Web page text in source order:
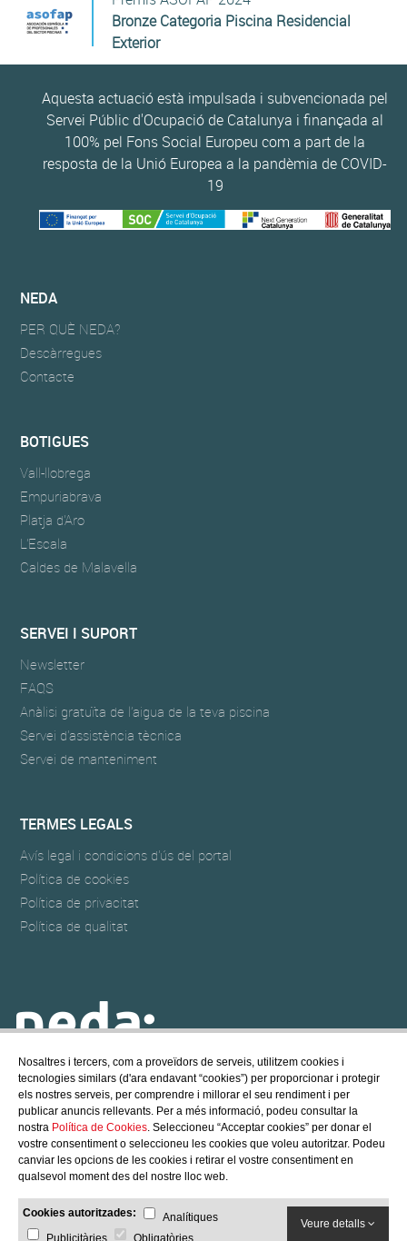
Bronze Categoria Piscina Residencial
Exterior
Aquesta actuació està impulsada i subvencionada pel
Servei Públic d'Ocupació de Catalunya i finançada al
100% pel Fons Social Europeu com a part de la
resposta de la Unió Europea a la pandèmia de COVID-
19
NEDA
PER QUÈ NEDA?
Descàrregues
Contacte
BOTIGUES
Vall-llobrega
Empuriabrava
Platja d'Aro
L'Escala
Caldes de Malavella
SERVEI I SUPORT
Newsletter
FAQS
Anàlisi gratuïta de l’aigua de la teva piscina
Servei d'assistència tècnica
Servei de manteniment
TERMES LEGALS
Avís legal i condicions d'ús del portal
Política de cookies
Política de privacitat
Política de qualitat
NEDA POOL & SPA
@ Copyright - 2017 NEDA POOL, S.L.
All rights reserved
Crèdits/Política de cookies
Nosaltres i tercers, com a proveïdors de serveis, utilitzem cookies i
tecnologies similars (d'ara endavant “cookies”) per proporcionar i protegir
els nostres serveis, per comprendre i millorar el seu rendiment i per
publicar anuncis rellevants. Per a més informació, podeu consultar la
nostra Política de Cookies. Seleccioneu “Acceptar cookies” per donar el
vostre consentiment o seleccioneu les cookies que voleu autoritzar. Podeu
canviar les opcions de les cookies i retirar el vostre consentiment en
qualsevol moment des del nostre lloc web.
Cookies autoritzades:
Analítiques
Publicitàries
Obligatòries
Veure detalls